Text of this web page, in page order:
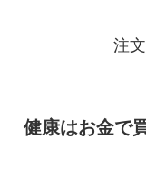
注
健康はお金で